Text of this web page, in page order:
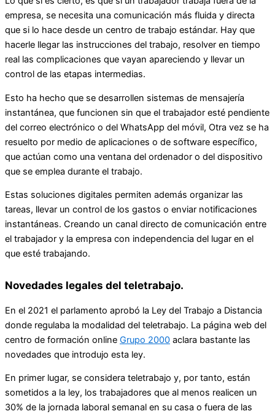
empresa, se necesita una comunicación más fluida y directa
que si lo hace desde un centro de trabajo estándar. Hay que
hacerle llegar las instrucciones del trabajo, resolver en tiempo
real las complicaciones que vayan apareciendo y llevar un
control de las etapas intermedias.
Esto ha hecho que se desarrollen sistemas de mensajería
instantánea, que funcionen sin que el trabajador esté pendiente
del correo electrónico o del WhatsApp del móvil, Otra vez se ha
resuelto por medio de aplicaciones o de software específico,
que actúan como una ventana del ordenador o del dispositivo
que se emplea durante el trabajo.
Estas soluciones digitales permiten además organizar las
tareas, llevar un control de los gastos o enviar notificaciones
instantáneas. Creando un canal directo de comunicación entre
el trabajador y la empresa con independencia del lugar en el
que esté trabajando.
Novedades legales del teletrabajo.
En el 2021 el parlamento aprobó la Ley del Trabajo a Distancia
donde regulaba la modalidad del teletrabajo. La página web del
centro de formación online Grupo 2000 aclara bastante las
novedades que introdujo esta ley.
En primer lugar, se considera teletrabajo y, por tanto, están
sometidos a la ley, los trabajadores que al menos realicen un
30% de la jornada laboral semanal en su casa o fuera de las